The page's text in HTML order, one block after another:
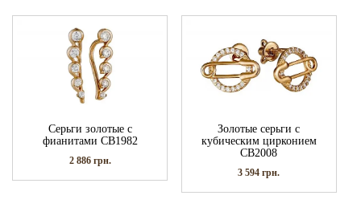
Серьги золотые с
фианитами СВ1982
2 886 грн.
Золотые серьги с
кубическим цирконием
СВ2008
3 594грн.